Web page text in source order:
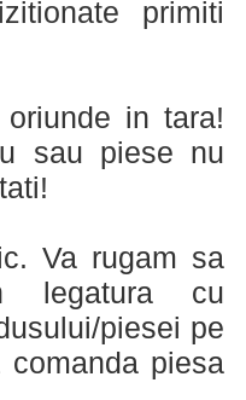
primiti
in tara!
sau piese nu
Va rugam sa
legatura cu
piesei pe
piesa